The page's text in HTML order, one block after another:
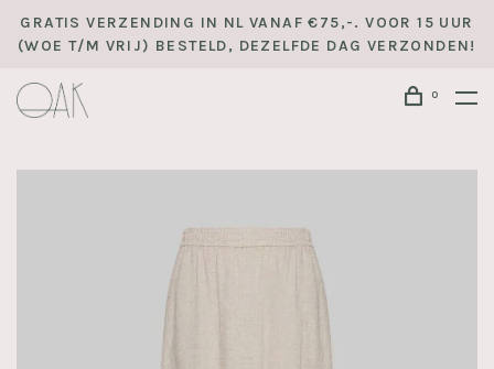
GRATIS VERZENDING IN NL VANAF €75,-. VOOR 15 UUR
(WOE T/M VRIJ) BESTELD, DEZELFDE DAG VERZONDEN!
0